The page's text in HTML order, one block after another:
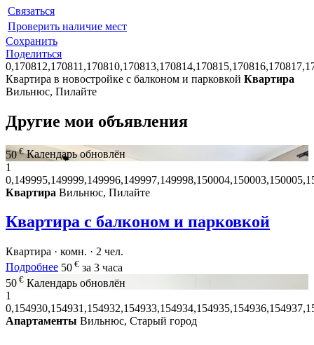
Связаться
Проверить наличие мест
Сохранить
Поделиться
Квартира в новостройке с балконом и парковкой Квартира
Вильнюс, Пилайте
Другие мои объявления
50€ Календарь обновлён
1
Квартира Вильнюс, Пилайте
Квартира с балконом и парковкой
Квартира · комн. · 2 чел.
Подробнее 50 € за 3 часа
50 € Календарь обновлён
1
Апартаменты Вильнюс, Старый город